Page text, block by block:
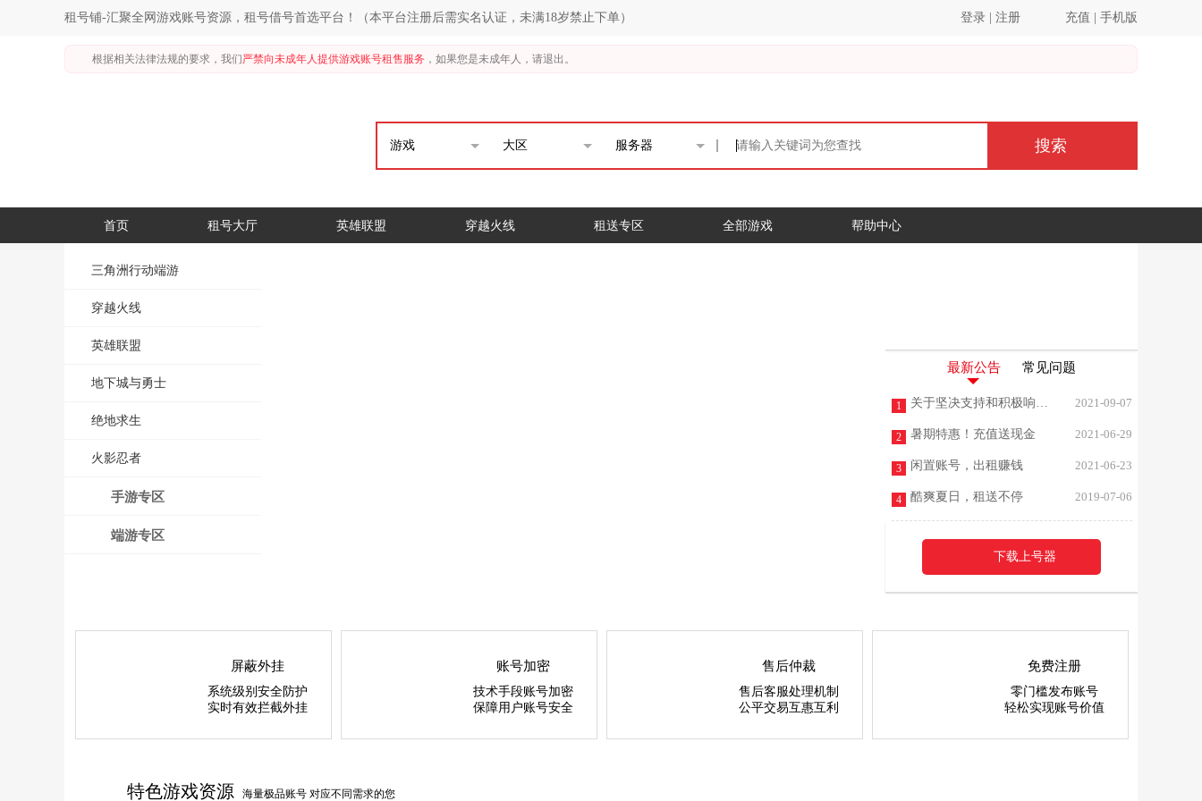
租号铺-汇聚全网游戏账号资源，租号借号首选平台！（本平台注册后需实名认证，未满18岁禁止下单） 登录 注册 充值 手机版
根据相关法律法规的要求，我们严禁向未成年人提供游戏账号租售服务 ，如果您是未成年人，请退出。
游戏 大区 服务器 搜索
首页 租号大厅 英雄联盟 穿越火线 租送专区 全部游戏 帮助中心
三角洲行动端游
穿越火线
英雄联盟
地下城与勇士
绝地求生
火影忍者
手游专区
端游专区
最新公告 常见问题
1 关于坚决支持和积极响应未成年人游戏防止沉迷最新规定的声明 2021-09-07
2 暑期特惠！充值送现金 2021-06-29
3 闲置账号，出租赚钱 2021-06-23
4 酷爽夏日，租送不停 2019-07-06
下载上号器
屏蔽外挂
系统级别安全防护
实时有效拦截外挂
账号加密
技术手段账号加密
保障用户账号安全
售后仲裁
售后客服处理机制
公平交易互惠互利
免费注册
零门槛发布账号
轻松实现账号价值
特色游戏资源 海量极品账号 对应不同需求的您